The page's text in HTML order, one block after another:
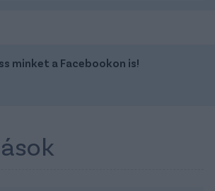
minket a Facebookon is!